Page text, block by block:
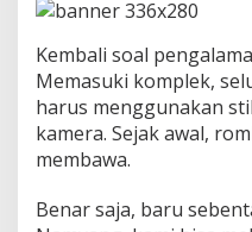
n
e
m
b
a
n
n
Kembali soal
Memasuki komplek,
harus menggunakan
kamera. Sejak awal,
membawa.
Benar saja, baru